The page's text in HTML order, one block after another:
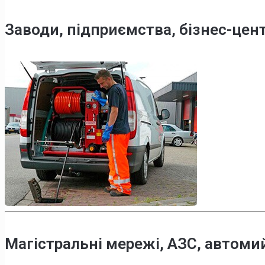
Заводи, підприємства, бізнес-
Магістральні мережі, АЗС,